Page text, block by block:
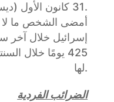
31 كانون الأول (ديسمبر).
إسرائيل خلال آخر
425 يومًا خلال
لها.
الضرائب الفردية